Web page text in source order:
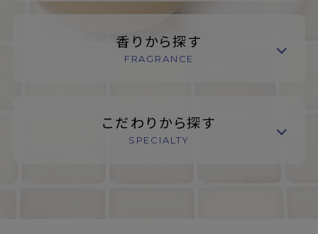
香りから探す
FRAGRANCE
こだわりから探す
SPECIALTY